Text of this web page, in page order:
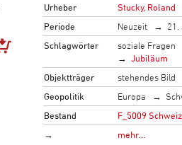
Urheber
Stucky, Roland
Periode
Neuzeit 21.
Schlagwörter
soziale Fragen
Jubiläum
Objektträger
stehendes Bild
Geopolitik
Europa
Bestand
F_5009
→
mehr…